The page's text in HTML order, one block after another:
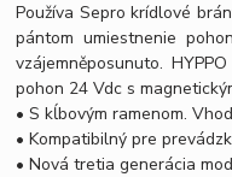
Používa Sepro krídlové
pántom umiestnenie
vzájemněposunuto.
pohon 24 Vdc s
• S kĺbovým ramenom.
• Kompatibilný pre
• Nová tretia generácia